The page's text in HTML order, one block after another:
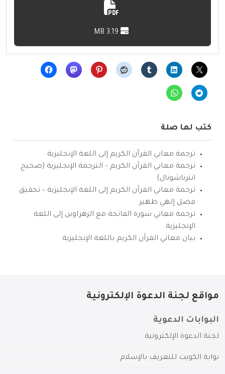
كتب لها صلة
ترجمة معاني القرآن الكريم إلى اللغة الإنجليزية
ترجمة معاني القرآن الكريم – الترجمة الإنجليزية (صحيح
انترناشونال)
ترجمة معاني القرآن الكريم إلى اللغة الإنجليزية – تحقيق
فضل إلهي ظهير
ترجمة معاني سورة الفاتحة مع الزهراوين إلى اللغة
الإنجليزية
بيان معاني القرآن الكريم باللغة الإنجليزية
مواقع لجنة الدعوة الإلكترونية
البوابات الدعوية
لجنة الدعوة الإلكترونية
بوابة الكويت للتعريف بالإسلام